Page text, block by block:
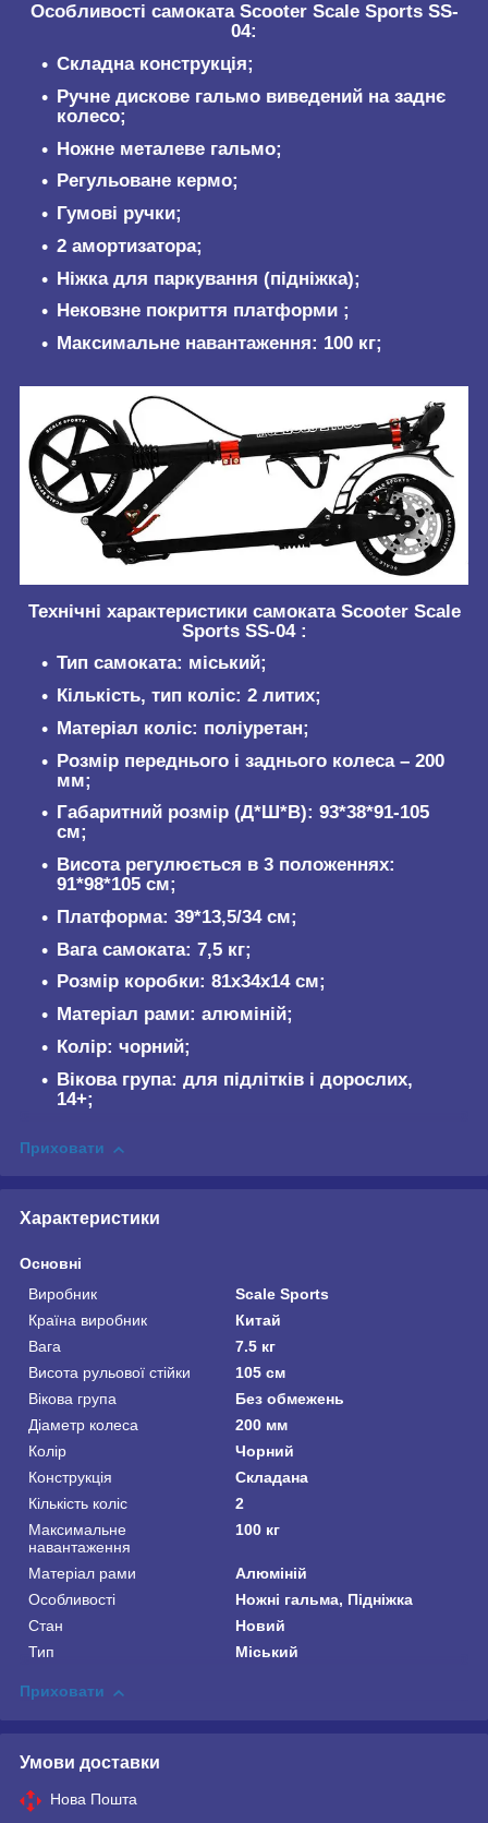
Особливості самоката Scooter Scale Sports SS-
04:
Складна конструкція;
Ручне дискове гальмо виведений на заднє
колесо;
Ножне металеве гальмо;
Регульоване кермо;
Гумові ручки;
2 амортизатора;
Ніжка для паркування (підніжка);
Нековзне покриття платформи ;
Максимальне навантаження: 100 кг;
Технічні характеристики самоката Scooter Scale
Sports SS-04 :
Тип самоката: міський;
Кількість, тип коліс: 2 литих;
Матеріал коліс: поліуретан;
Розмір переднього і заднього колеса – 200
мм;
Габаритний розмір (Д*Ш*В): 93*38*91-105
см;
Висота регулюється в 3 положеннях:
91*98*105 см;
Платформа: 39*13,5/34 см;
Вага самоката: 7,5 кг;
Розмір коробки: 81х34х14 см;
Матеріал рами: алюміній;
Колір: чорний;
Вікова група: для підлітків і дорослих,
14+;
Приховати
Характеристики
Основні
Виробник
Scale Sports
Країна виробник
Китай
Вага
7.5 кг
Висота рульової стійки
105 см
Вікова група
Без обмежень
Діаметр колеса
200 мм
Колір
Чорний
Конструкція
Складана
Кількість коліс
2
Максимальне
навантаження
100 кг
Матеріал рами
Алюміній
Особливості
Ножні гальма, Підніжка
Стан
Новий
Тип
Міський
Приховати
Умови доставки
Нова Пошта